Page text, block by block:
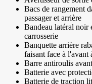
Bacs de rangement
passager et arrière
Bandeau latéral noir
carrosserie
Banquette arrière
faisant face à l'avant
Barre antiroulis
Batterie avec
Batterie de traction